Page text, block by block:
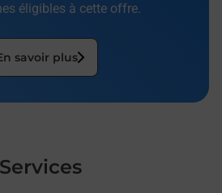
éligibles à cette offre.
savoir plus
Services